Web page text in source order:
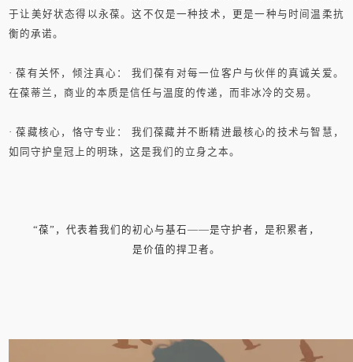
于让美好状态得以永葆。这不仅是一种技术，更是一种与时间温柔抗
衡的承诺。
· 葆有关怀，倾注真心： 我们葆有对每一位客户与伙伴的真诚关爱。
在葆蒂兰，商业的本质是信任与温度的传递，而非冰冷的交易。
· 葆藏核心，恪守专业： 我们葆藏并不断精进最核心的技术与智慧，
如同守护皇冠上的明珠，这是我们的立身之本。
“葆”，代表着我们的初心与基石——是守护者，是积累者，
是价值的捍卫者。